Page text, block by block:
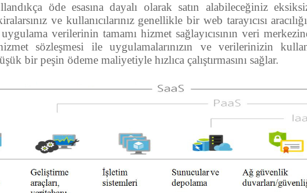
öde esasına dayalı olarak satın alabileceğiniz
ve kullanıcılarınız genellikle bir web tarayıcısı
verilerinin tamamı hizmet sağlayıcısının veri
sözleşmesi ile uygulamalarınızın ve verilerinizin
bir peşin ödeme maliyetiyle hızlıca çalıştırmasını sağlar.